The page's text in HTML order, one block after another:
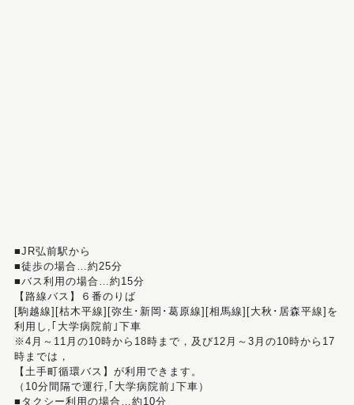
■JR弘前駅から
■徒歩の場合…約25分
■バス利用の場合…約15分
【路線バス】６番のりば
[駒越線][枯木平線][弥生･新岡･葛原線][相馬線][大秋･居森平線]を
利用し,｢大学病院前｣下車
※4月～11月の10時から18時まで，及び12月～3月の10時から17
時までは，
【土手町循環バス】が利用できます。
（10分間隔で運行,｢大学病院前｣下車）
■タクシー利用の場合…約10分